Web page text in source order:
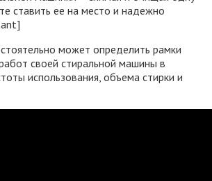
ставить ее на место и надежно
может определить рамки
своей стиральной машины в
использования, объема стирки и